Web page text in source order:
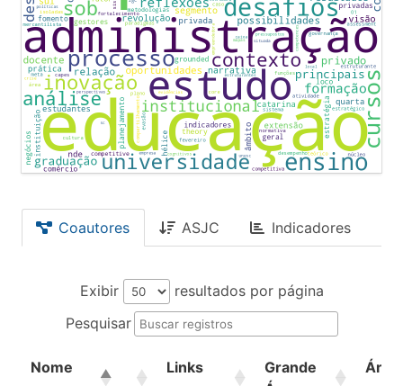
Coautores ASJC Indicadores
Exibir
resultados por página
Pesquisar
Nome Links
Grande
Área